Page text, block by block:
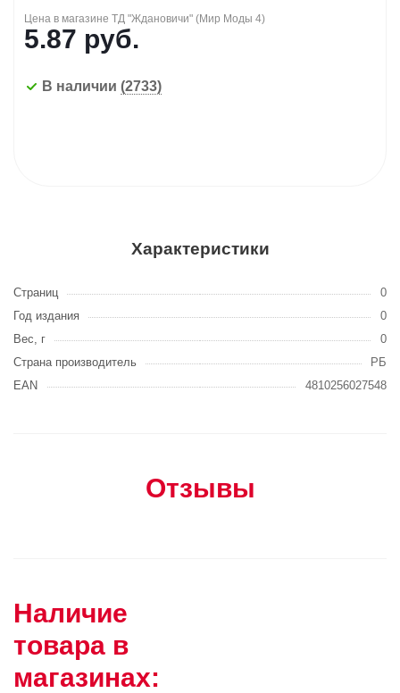
Цена в магазине ТД "Ждановичи" (Мир Моды 4)
5.87 руб.
В наличии (2733)
Характеристики
Страниц
0
Год издания
0
Вес, г
0
Страна производитель
РБ
EAN
4810256027548
Отзывы
Наличие
товара в
магазинах: